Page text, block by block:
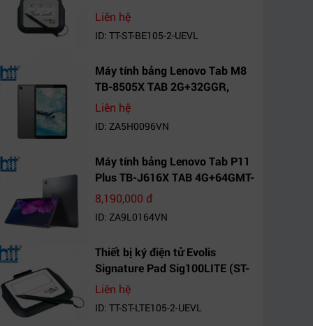
Liên hệ
ID: TT-ST-BE105-2-UEVL
Máy tính bảng Lenovo Tab M8
TB-8505X TAB 2G+32GGR,
VN_ZA5H0096VN
Liên hệ
ID: ZA5H0096VN
Máy tính bảng Lenovo Tab P11
Plus TB-J616X TAB 4G+64GMT-
VN Xanh Mòng
8,190,000 đ
ID: ZA9L0164VN
Thiết bị ký điện tử Evolis
Signature Pad Sig100LITE (ST-
LTE105-2-UEVL)
Liên hệ
ID: TT-ST-LTE105-2-UEVL